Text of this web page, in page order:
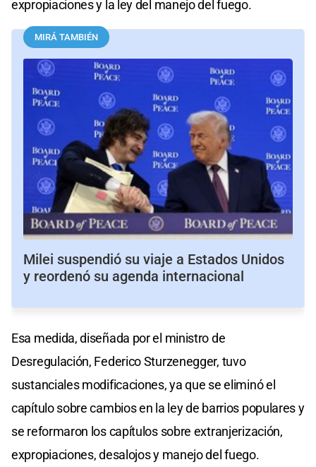
expropiaciones y la ley del manejo del fuego.
MIRÁ TAMBIÉN
Milei suspendió su viaje a Estados Unidos
y reordenó su agenda internacional
Esa medida, diseñada por el ministro de
Desregulación, Federico Sturzenegger, tuvo
sustanciales modificaciones, ya que se eliminó el
capítulo sobre cambios en la ley de barrios populares y
se reformaron los capítulos sobre extranjerización,
expropiaciones, desalojos y manejo del fuego.